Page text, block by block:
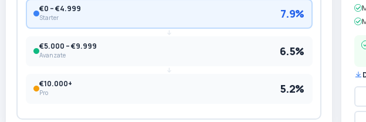
€0 – €4.999
Starter 7.9%
€5.000 – €9.999
Avanzate 6.5%
€10.000+
Pro 5.2%